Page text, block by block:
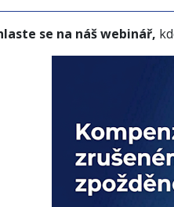
se na náš webinář,